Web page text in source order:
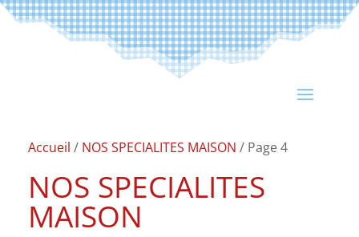
Accueil / NOS SPECIALITES MAISON / Page 4
NOS SPECIALITES
MAISON